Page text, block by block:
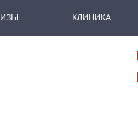
КЛИНИКА